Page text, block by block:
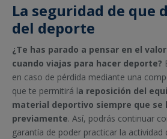
La seguridad de que
del deporte
¿Te has parado a pensar en el
cuando viajas para hacer deporte?
en caso de pérdida mediante una
que te permitirá la reposición del
material deportivo siempre que se
previamente. Así, podrás continuar
garantía de poder practicar la actividad